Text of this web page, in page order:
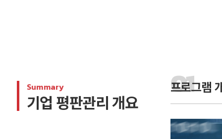
Summary
기업 평판관리 개요
프로그램